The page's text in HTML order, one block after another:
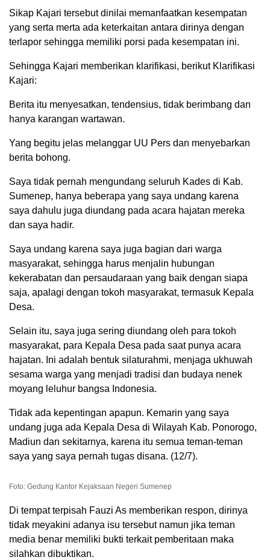
Sikap Kajari tersebut dinilai memanfaatkan kesempatan
yang serta merta ada keterkaitan antara dirinya dengan
terlapor sehingga memiliki porsi pada kesempatan ini.
Sehingga Kajari memberikan klarifikasi, berikut Klarifikasi
Kajari:
Berita itu menyesatkan, tendensius, tidak berimbang dan
hanya karangan wartawan.
Yang begitu jelas melanggar UU Pers dan menyebarkan
berita bohong.
Saya tidak pernah mengundang seluruh Kades di Kab.
Sumenep, hanya beberapa yang saya undang karena
saya dahulu juga diundang pada acara hajatan mereka
dan saya hadir.
Saya undang karena saya juga bagian dari warga
masyarakat, sehingga harus menjalin hubungan
kekerabatan dan persaudaraan yang baik dengan siapa
saja, apalagi dengan tokoh masyarakat, termasuk Kepala
Desa.
Selain itu, saya juga sering diundang oleh para tokoh
masyarakat, para Kepala Desa pada saat punya acara
hajatan. Ini adalah bentuk silaturahmi, menjaga ukhuwah
sesama warga yang menjadi tradisi dan budaya nenek
moyang leluhur bangsa Indonesia.
Tidak ada kepentingan apapun. Kemarin yang saya
undang juga ada Kepala Desa di Wilayah Kab. Ponorogo,
Madiun dan sekitarnya, karena itu semua teman-teman
saya yang saya pernah tugas disana. (12/7).
Foto: Gedung Kantor Kejaksaan Negeri Sumenep
Di tempat terpisah Fauzi As memberikan respon, dirinya
tidak meyakini adanya isu tersebut namun jika teman
media benar memiliki bukti terkait pemberitaan maka
silahkan dibuktikan.